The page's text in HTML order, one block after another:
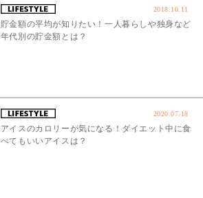
2018.10.11
貯金額の平均が知りたい！一人暮らしや独身など
年代別の貯金額とは？
2020.07.18
アイスのカロリーが気になる！ダイエット中に食
べてもいいアイスは？